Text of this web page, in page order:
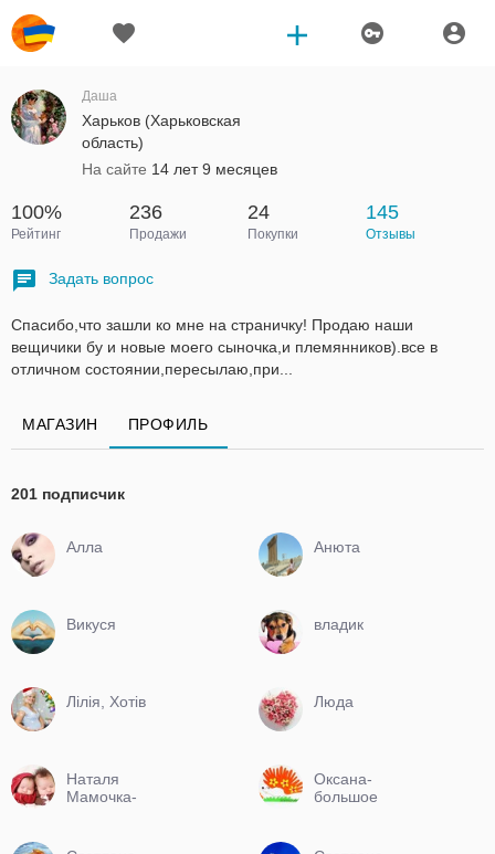
Даша
Харьков (Харьковская
область)
На сайте 14 лет 9 месяцев
100%
Рейтинг
236
Продажи
24
Покупки
145
Отзывы
Задать вопрос
Спасибо,что зашли ко мне на страничку! Продаю наши
вещичики бу и новые моего сыночка,и племянников).все в
отличном состоянии,пересылаю,при...
МАГАЗИН ПРОФИЛЬ
201 подписчик
Алла Анюта
Викуся владик
Лілія, Хотів Люда
Наталя
Мамочка-
Оксана-
большое